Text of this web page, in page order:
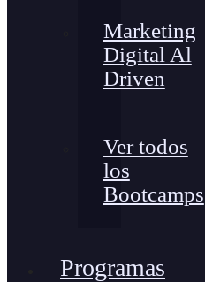
Marketing
Digital Al
Driven
Ver todos
los
Bootcamps
Programas